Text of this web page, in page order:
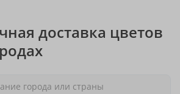
доставка цветов
города или страны